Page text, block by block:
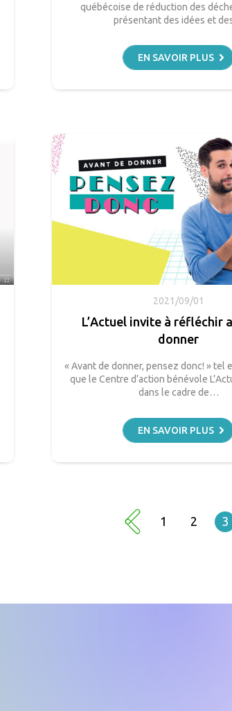
québécoise de réduction des
présentant des idées et
EN SAVOIR PLUS
2021/09/01
L’Actuel invite à réfléchir
donner
« Avant de donner, pensez donc! » tel
que le Centre d’action bénévole
dans le cadre de…
EN SAVOIR PLUS
1 2 3